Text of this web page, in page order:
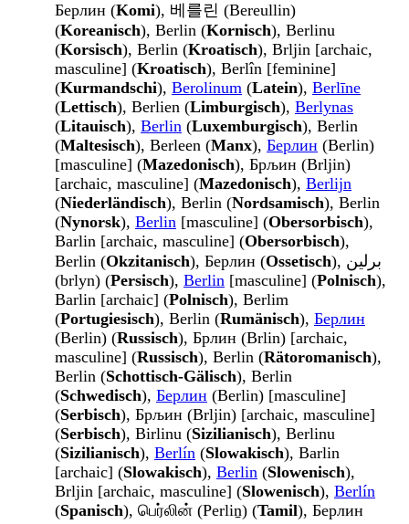
Берлин (Komi), 베를린 (Bereullin)
(Koreanisch), Berlin (Kornisch), Berlinu
(Korsisch), Berlin (Kroatisch), Brljin [archaic,
masculine] (Kroatisch), Berlîn [feminine]
(Kurmandschi), Berolinum (Latein), Berlīne
(Lettisch), Berlien (Limburgisch), Berlynas
(Litauisch), Berlin (Luxemburgisch), Berlin
(Maltesisch), Berleen (Manx), Берлин (Berlin)
[masculine] (Mazedonisch), Брљин (Brljin)
[archaic, masculine] (Mazedonisch), Berlijn
(Niederländisch), Berlin (Nordsamisch), Berlin
(Nynorsk), Berlin [masculine] (Obersorbisch),
Barlin [archaic, masculine] (Obersorbisch),
Berlin (Okzitanisch), Берлин (Ossetisch), برلین
(brlyn) (Persisch), Berlin [masculine] (Polnisch),
Barlin [archaic] (Polnisch), Berlim
(Portugiesisch), Berlin (Rumänisch), Берлин
(Berlin) (Russisch), Брлин (Brlin) [archaic,
masculine] (Russisch), Berlin (Rätoromanisch),
Berlin (Schottisch-Gälisch), Berlin
(Schwedisch), Берлин (Berlin) [masculine]
(Serbisch), Брљин (Brljin) [archaic, masculine]
(Serbisch), Birlinu (Sizilianisch), Berlinu
(Sizilianisch), Berlín (Slowakisch), Barlin
[archaic] (Slowakisch), Berlin (Slowenisch),
Brljin [archaic, masculine] (Slowenisch), Berlín
(Spanisch), பெர்லின் (Perliṉ) (Tamil), Берлин